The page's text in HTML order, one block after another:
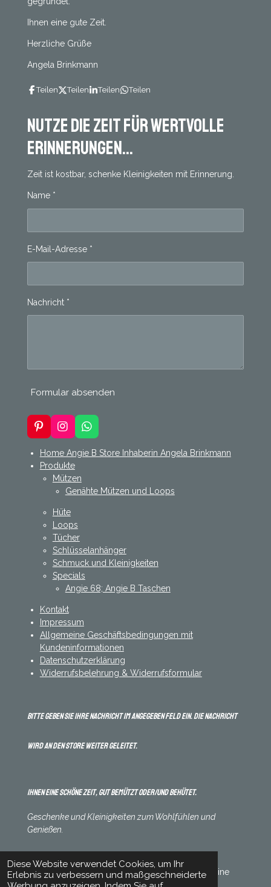
Diese Website verwendet Cookies, um Ihr
Erlebnis zu verbessern und maßgeschneiderte
Ihnen eine gute Zeit.
Herzliche Grüße
Angela Brinkmann
Teilen Teilen Teilen Teilen
Nutze die Zeit für wertvolle
Erinnerungen...
Zeit ist kostbar, schenke Kleinigkeiten mit Erinnerung.
Name *
E-Mail-Adresse *
Nachricht *
Formular absenden
P
i
n
t
I
n
s
t
a
g
r
a
m
W
h
a
A
p
Home Angie B Store Inhaberin Angela Brinkmann
Produkte
Mützen
Genähte Mützen und Loops
Hüte
Loops
Tücher
Schlüsselanhänger
Schmuck und Kleinigkeiten
Specials
Angie 68; Angie B Taschen
Kontakt
Impressum
Allgemeine Geschäftsbedingungen mit
Kundeninformationen
Datenschutzerklärung
Widerrufsbelehrung & Widerrufsformular
Bitte geben Sie Ihre Nachricht im angegeben Feld ein. Die Nachricht
wird an den Store weiter geleitet.
Ihnen eine schöne Zeit, gut bemützt oder/und behütet.
Geschenke und Kleinigkeiten zum Wohlfühlen und
Genießen.
© 2023 - 2026 Handmade Mützen und mehr.online